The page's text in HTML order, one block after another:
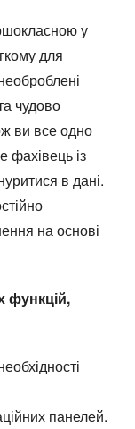
у
для
чудово
ви все одно
фахівець із
в дані.
на основі
функцій,
панелей.